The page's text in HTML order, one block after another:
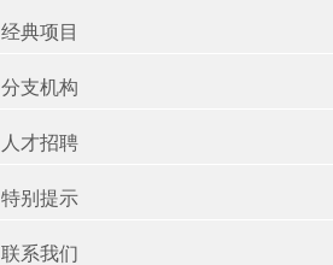
经典项目
分支机构
人才招聘
特别提示
联系我们